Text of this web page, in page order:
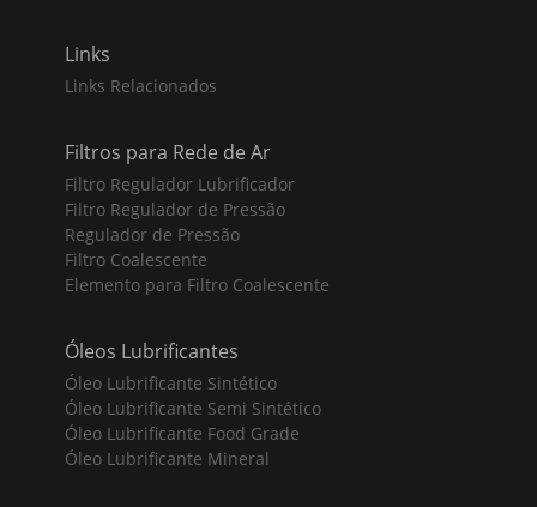
Links
Links Relacionados
Filtros para Rede de Ar
Filtro Regulador Lubrificador
Filtro Regulador de Pressão
Regulador de Pressão
Filtro Coalescente
Elemento para Filtro Coalescente
Óleos Lubrificantes
Óleo Lubrificante Sintético
Óleo Lubrificante Semi Sintético
Óleo Lubrificante Food Grade
Óleo Lubrificante Mineral